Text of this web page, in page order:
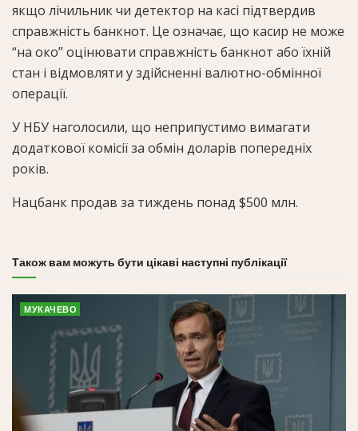
якщо лічильник чи детектор на касі підтвердив
справжність банкнот. Це означає, що касир не може
“на око” оцінювати справжність банкнот або їхній
стан і відмовляти у здійсненні валютно-обмінної
операції.
У НБУ наголосили, що неприпустимо вимагати
додаткової комісії за обмін доларів попередніх
років.
Нацбанк продав за тиждень понад $500 млн.
Також вам можуть бути цікаві наступні публікації
МУКАЧЕВО